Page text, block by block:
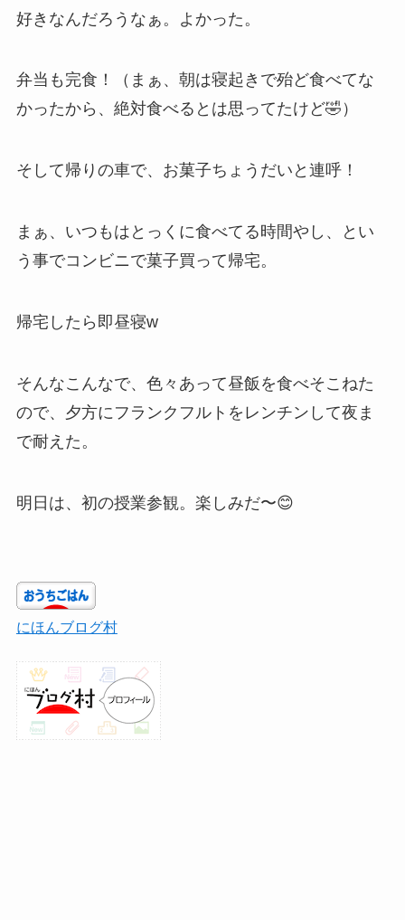
好きなんだろうなぁ。よかった。
弁当も完食！（まぁ、朝は寝起きで殆ど食べてな
かったから、絶対食べるとは思ってたけど🤣）
そして帰りの車で、お菓子ちょうだいと連呼！
まぁ、いつもはとっくに食べてる時間やし、とい
う事でコンビニで菓子買って帰宅。
帰宅したら即昼寝w
そんなこんなで、色々あって昼飯を食べそこねた
ので、夕方にフランクフルトをレンチンして夜ま
で耐えた。
明日は、初の授業参観。楽しみだ〜😊
にほんブログ村